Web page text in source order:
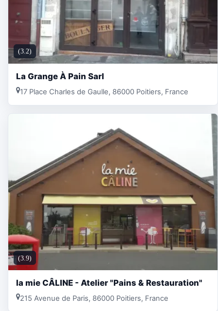
(3.2)
La Grange À Pain Sarl
17 Place Charles de Gaulle, 86000 Poitiers, France
(3.9)
la mie CÂLINE - Atelier "Pains & Restauration"
215 Avenue de Paris, 86000 Poitiers, France